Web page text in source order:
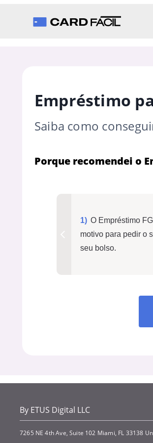
Empréstimo
Saiba como
Porque recomendei o
O Empréstimo
motivo para pedir o
seu bolso.
By ETUS Digital LLC
7265 NE 4th Ave, Suite 102 Miami, FL 33138